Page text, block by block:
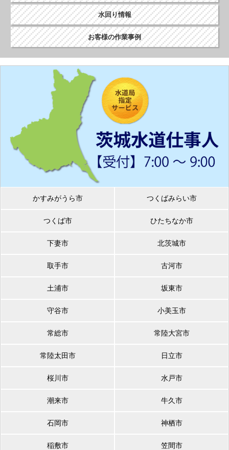
水回り情報
お客様の作業事例
かすみがうら市 つくばみらい市
つくば市 ひたちなか市
下妻市 北茨城市
取手市 古河市
土浦市 坂東市
守谷市 小美玉市
常総市 常陸大宮市
常陸太田市 日立市
桜川市 水戸市
潮来市 牛久市
石岡市 神栖市
稲敷市 笠間市